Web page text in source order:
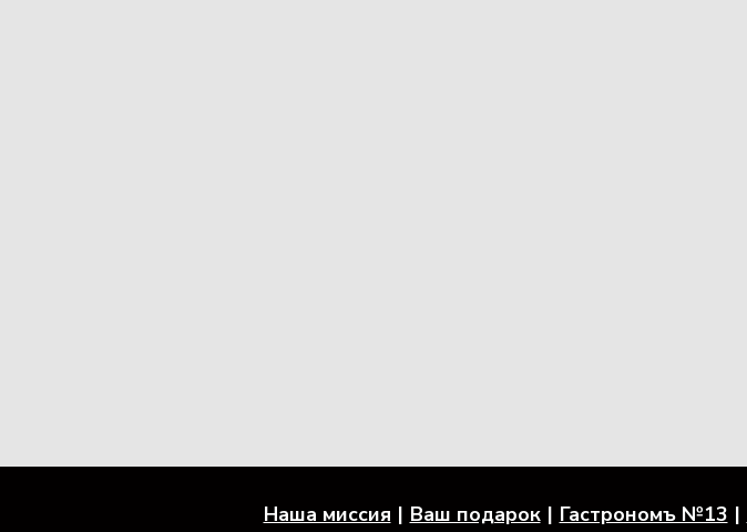
Наша миссия Ваш подарок Гастрономъ №13